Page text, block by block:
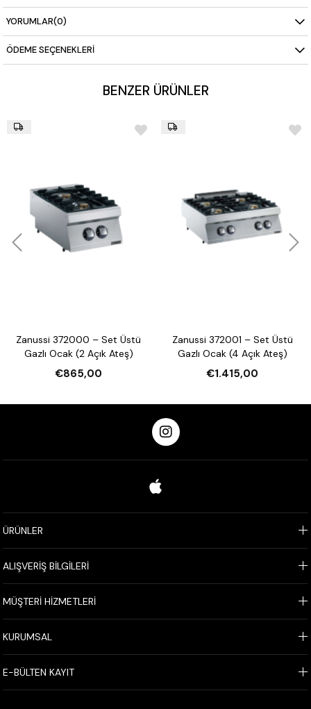
YORUMLAR(0)
ÖDEME SEÇENEKLERI
BENZER ÜRÜNLER
Zanussi 372000 – Set Üstü
Gazlı Ocak (2 Açık Ateş)
€865,00
Zanussi 372001 – Set Üstü
Gazlı Ocak (4 Açık Ateş)
€1.415,00
ÜRÜNLER
ALIŞVERİŞ BİLGİLERİ
MÜŞTERİ HİZMETLERİ
KURUMSAL
E-BÜLTEN KAYIT